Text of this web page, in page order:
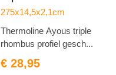
profiel geschaafd
275x14,5x2,1cm
Thermoline Ayous triple
rhombus profiel gesch...
€ 28,95